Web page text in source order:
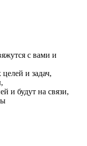
с вами и
и задач,
и будут на связи,